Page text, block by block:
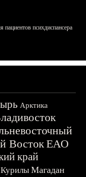
пациентов психдиспансера
Арктика
ВостокЕАО
край
Курилы Магадан